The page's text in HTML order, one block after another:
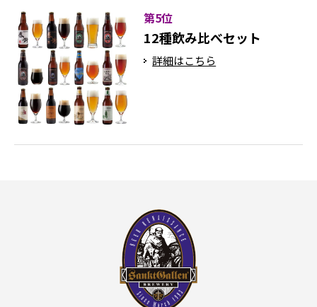
第5位
12種飲み比べセット
詳細はこちら